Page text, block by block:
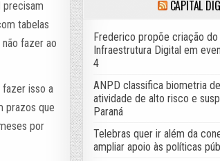
precisam
tabelas
fazer ao
fazer isso a
prazos que
por
CAPITAL
Frederico propõe criação
Infraestrutura Digital em
4
ANPD classifica biometria
atividade de alto risco e
Paraná
Telebras quer ir além da
ampliar apoio às políticas